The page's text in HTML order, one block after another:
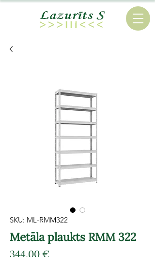
SKU: ML-RMM322
Metāla plaukts RMM 322
344,00 €Cena